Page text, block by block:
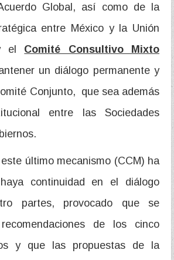
Global, así como de la
entre México y la Unión
el Comité Consultivo Mixto
un diálogo permanente y
Conjunto, que sea además
entre las Sociedades
último mecanismo (CCM) ha
continuidad en el diálogo
partes, provocado que se
de los cinco
y que las propuestas de la